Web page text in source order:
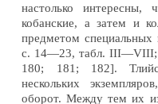
настолько
кобанские, а затем и
предметом специальных
с. 14—23, табл. III—VIII;
180; 181; 182].
нескольких
оборот. Между тем их